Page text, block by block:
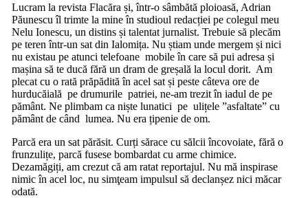
Lucram la revista Flacăra și, într-o sâmbătă ploioasă, Adrian
Păunescu îl trimte la mine în studioul redacției pe colegul meu
Nelu Ionescu, un distins și talentat jurnalist. Trebuie să plecăm
pe teren într-un sat din Ialomița. Nu știam unde mergem și nici
nu existau pe atunci telefoane mobile în care să pui adresa și
mașina să te ducă fără un dram de greșală la locul dorit. Am
plecat cu o rată prăpădită în acel sat și peste câteva ore de
hurducăială pe drumurile patriei, ne-am trezit în iadul de pe
pământ. Ne plimbam ca niște lunatici pe ulițele ”asfaltate” cu
pământ de când lumea. Nu era țipenie de om.
Parcă era un sat părăsit. Curți sărace cu sălcii încovoiate, fără o
frunzulițe, parcă fusese bombardat cu arme chimice.
Dezamăgiți, am crezut că am ratat reportajul. Nu mă inspirase
nimic în acel loc, nu simţeam impulsul să declanșez nici măcar
odată.